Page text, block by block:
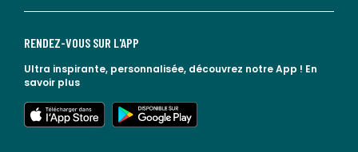
RENDEZ-VOUS SUR L'APP
Ultra inspirante, personnalisée, découvrez notre App ! En
savoir plus
lien vers l'app store
lien vers google play